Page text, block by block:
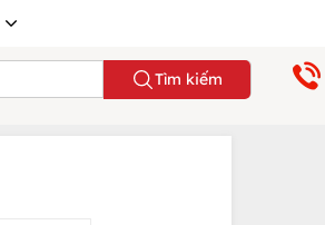
Tìm kiếm